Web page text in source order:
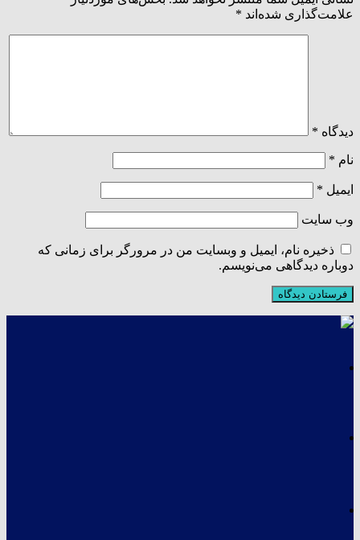
علامت‌گذاری شده‌اند *
دیدگاه *
نام *
ایمیل *
وب‌ سایت
ذخیره نام، ایمیل و وبسایت من در مرورگر برای زمانی که
دوباره دیدگاهی می‌نویسم.